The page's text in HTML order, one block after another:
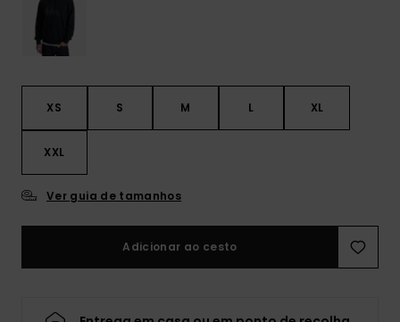
XS S M L XL
XXL
Ver guia de tamanhos
Adicionar ao cesto